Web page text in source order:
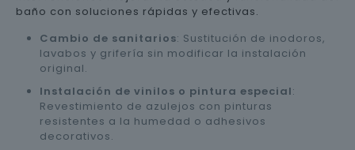
baño con soluciones rápidas y efectivas.
Cambio de sanitarios: Sustitución de inodoros,
lavabos y grifería sin modificar la instalación
original.
Instalación de vinilos o pintura especial:
Revestimiento de azulejos con pinturas
resistentes a la humedad o adhesivos
decorativos.